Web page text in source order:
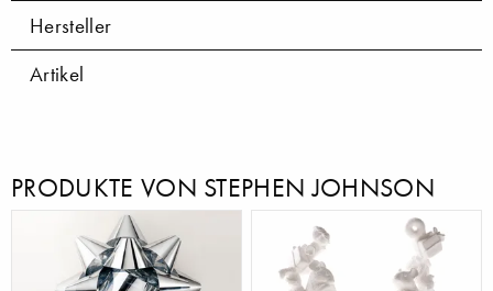
Hersteller
Artikel
PRODUKTE VON STEPHEN JOHNSON